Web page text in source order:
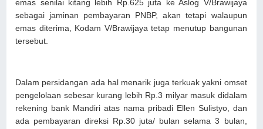
emas senilai kitang lebih Rp.625 juta ke Aslog V/Brawijaya
sebagai jaminan pembayaran PNBP, akan tetapi walaupun
emas diterima, Kodam V/Brawijaya tetap menutup bangunan
tersebut.
Dalam persidangan ada hal menarik juga terkuak yakni omset
pengelolaan sebesar kurang lebih Rp.3 milyar masuk didalam
rekening bank Mandiri atas nama pribadi Ellen Sulistyo, dan
ada pembayaran direksi Rp.30 juta/ bulan selama 3 bulan,